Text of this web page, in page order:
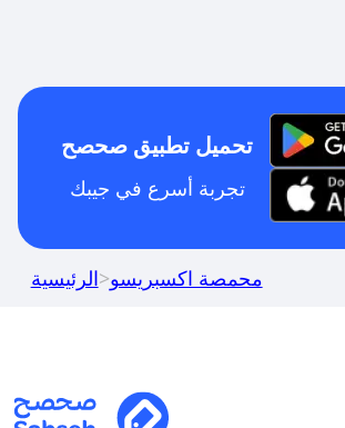
تحميل تطبيق صحصح
تجربة أسرع في جيبك
الرئيسية>محمصة اكسبريسو